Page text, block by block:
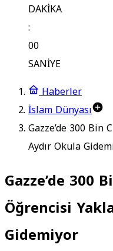
DAKİKA
:
00
SANİYE
Haberler
İslam Dünyası
Gazze’de 300 Bin
Aydır Okula
Gazze’de 300
Öğrencisi
Gidemiyor